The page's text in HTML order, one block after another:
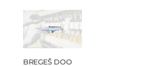
BREGEŠ DOO